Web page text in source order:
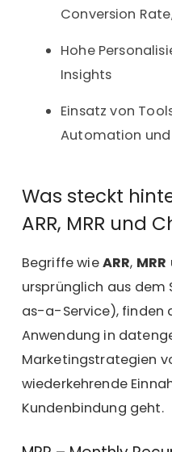
Conversion Rate
Hohe
Insights
Einsatz von
Automation und
Was steckt
ARR, MRR und
Begriffe wieARR, MRR
ursprünglich aus
as-a-Service), finden
Anwendung in
Marketingstrategien
wiederkehrende
Kundenbindung geht.